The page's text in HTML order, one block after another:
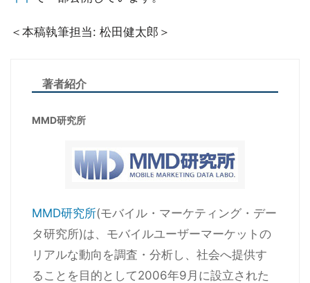
＜本稿執筆担当: 松田健太郎＞
著者紹介
MMD研究所
MMD研究所(モバイル・マーケティング・デー
タ研究所)は、モバイルユーザーマーケットの
リアルな動向を調査・分析し、社会へ提供す
ることを目的として2006年9月に設立された